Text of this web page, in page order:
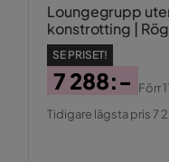
Loungegrupp
konstrotting |
SE PRISET!
Pris
7 288:-
Original
Förr
Tidigare lägsta pris 7